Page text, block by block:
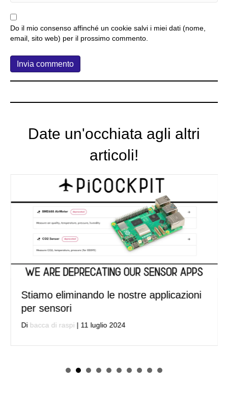
Do il mio consenso affinché un cookie salvi i miei dati (nome,
email, sito web) per il prossimo commento.
Date un'occhiata agli altri
articoli!
Stiamo eliminando le nostre applicazioni
per sensori
Di bacca di raspi | 11 luglio 2024